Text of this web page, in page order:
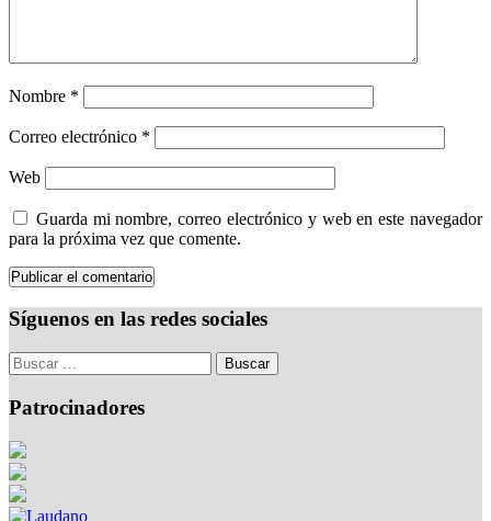
Nombre *
Correo electrónico *
Web
Guarda mi nombre, correo electrónico y web en este navegador
para la próxima vez que comente.
Síguenos en las redes sociales
Patrocinadores